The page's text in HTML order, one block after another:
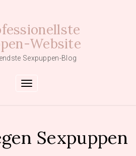
Website
Sexpuppen-Blog
Toggle navigation
Sexpuppen